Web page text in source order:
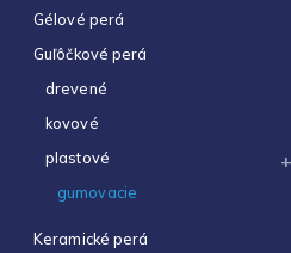
Gélové perá
Guľôčkové perá
drevené
kovové
plastové
gumovacie
Keramické perá
Zošit 523
€0,31
€0,87
zásobníkom Antilop 5027